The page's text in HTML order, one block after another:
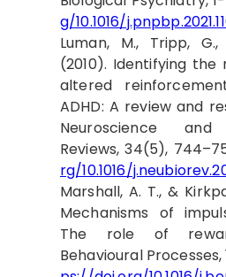
g/10.1016/
Luman, M., Tripp,
(2010). Identifying the
altered
ADHD: A review and
Neuroscience and
Reviews, 34(5),
rg/10.1016/
Marshall, A. T., &
Mechanisms of
The role of
Behavioural Processes,